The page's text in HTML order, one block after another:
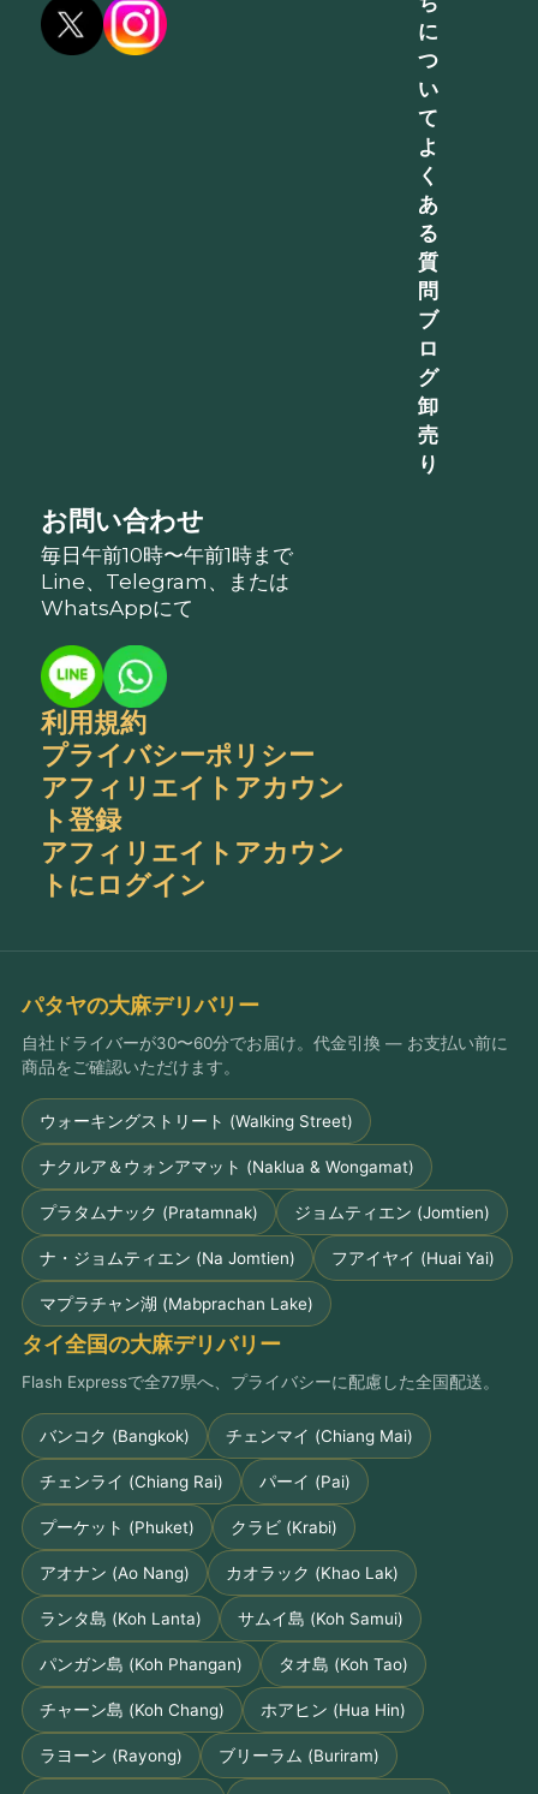
に
つ
い
て
よ
く
あ
る
質
問
ブ
ロ
グ
卸
売
り
お問い合わせ
毎日午前10時〜午前1時まで
Line、Telegram、または
WhatsAppにて
利用規約
プライバシーポリシー
アフィリエイトアカウン
ト登録
アフィリエイトアカウン
トにログイン
パタヤの大麻デリバリー
自社ドライバーが30〜60分でお届け。代金引換 — お支払い前に
商品をご確認いただけます。
ウォーキングストリート (Walking Street)
ナクルア＆ウォンアマット (Naklua & Wongamat)
プラタムナック (Pratamnak) ジョムティエン (Jomtien)
ナ・ジョムティエン (Na Jomtien) フアイヤイ (Huai Yai)
マプラチャン湖 (Mabprachan Lake)
タイ全国の大麻デリバリー
Flash Expressで全77県へ、プライバシーに配慮した全国配送。
バンコク (Bangkok) チェンマイ (Chiang Mai)
チェンライ (Chiang Rai) パーイ (Pai)
プーケット (Phuket) クラビ (Krabi)
アオナン (Ao Nang) カオラック (Khao Lak)
ランタ島 (Koh Lanta) サムイ島 (Koh Samui)
パンガン島 (Koh Phangan) タオ島 (Koh Tao)
チャーン島 (Koh Chang) ホアヒン (Hua Hin)
ラヨーン (Rayong) ブリーラム (Buriram)